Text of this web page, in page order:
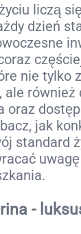
liczą
dzień
nie tylko
ale również
oraz
jak
standard
-